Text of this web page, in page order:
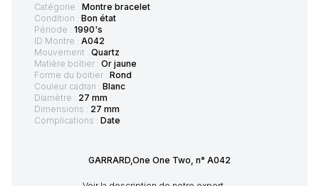
Catégorie : Montre bracelet
Condition : Bon état
Période : 1990's
ID Montre : A042
Mouvement : Quartz
Matière boîtier : Or jaune
Forme du boitier : Rond
Couleur cadran : Blanc
Diamètre : 27 mm
Dimensions : 27 mm
Complications : Date
GARRARD,One One Two, n° A042